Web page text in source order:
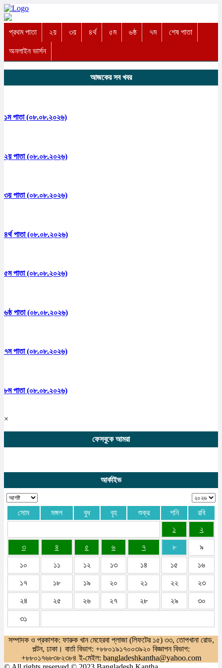
প্রথম পাতা ২য় ৩য় ৪র্থ ৫ম ৬ষ্ঠ ৭ম শেষ পাতা
অনলাইন ভার্সন
আজকের সব খবর
১ম পাতা (০৮.০৮.২০২৬)
২য় পাতা (০৮.০৮.২০২৬)
৩য় পাতা (০৮.০৮.২০২৬)
৪র্থ পাতা (০৮.০৮.২০২৬)
৫ম পাতা (০৮.০৮.২০২৬)
৬ষ্ঠ পাতা (০৮.০৮.২০২৬)
৭ম পাতা (০৮.০৮.২০২৬)
৮ম পাতা (০৮.০৮.২০২৬)
×
ফেসবুকে আমরা
আর্কাইভ
সোম মঙ্গল বুধ বৃহ শুক্র শনি
রবি
১
২
৩ ৪ ৫ ৬ ৭ ৮ ৯
১০ ১১ ১২ ১৩ ১৪ ১৫ ১৬
১৭ ১৮ ১৯ ২০ ২১ ২২ ২৩
২৪ ২৫ ২৬ ২৭ ২৮ ২৯ ৩০
৩১
সম্পাদক ও প্রকাশক: ফারুক খান মেহেরবা প্লাজা (লিফটের ১৫) ৩৩, তোপখানা রোড,
পল্টন, ঢাকা। বার্তা বিভাগ: +৮৮০১৯১৭০০৩৯২০ বিজ্ঞাপন বিভাগ:
+৮৮০১৭৬৮৩৮২৩৮৪ ই-মেইল: bangladeshkantha@yahoo.com